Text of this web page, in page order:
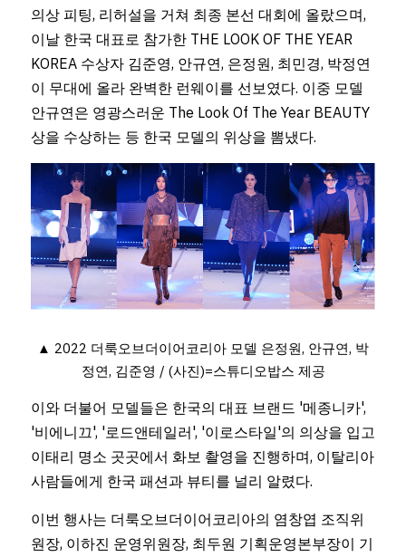
의상 피팅, 리허설을 거쳐 최종 본선 대회에 올랐으며,
이날 한국 대표로 참가한 THE LOOK OF THE YEAR
KOREA 수상자 김준영, 안규연, 은정원, 최민경, 박정연
이 무대에 올라 완벽한 런웨이를 선보였다. 이중 모델
안규연은 영광스러운 The Look Of The Year BEAUTY
상을 수상하는 등 한국 모델의 위상을 뽐냈다.
▲ 2022 더룩오브더이어코리아 모델 은정원, 안규연, 박
정연, 김준영 / (사진)=스튜디오밥스 제공
이와 더불어 모델들은 한국의 대표 브랜드 '메종니카',
'비에니끄', '로드앤테일러', '이로스타일'의 의상을 입고
이태리 명소 곳곳에서 화보 촬영을 진행하며, 이탈리아
사람들에게 한국 패션과 뷰티를 널리 알렸다.
이번 행사는 더룩오브더이어코리아의 염창엽 조직위
원장, 이하진 운영위원장, 최두원 기획운영본부장이 기